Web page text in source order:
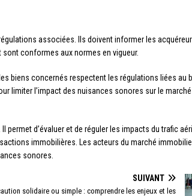
associées. Ils doivent informer les
conformes aux normes en vigueur.
biens concernés respectent les régulations liées au
limiter l’impact des nuisances sonores sur le
permet d’évaluer et de réguler les impacts du trafic
immobilières. Les acteurs du marché
sonores.
SUIVANT
solidaire ou simple : comprendre les enjeux et les